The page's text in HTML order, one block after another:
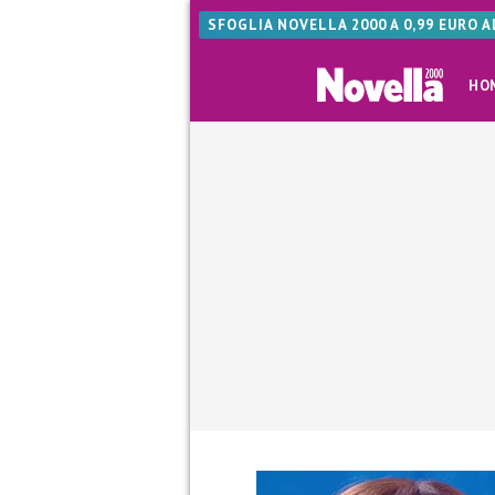
SFOGLIA NOVELLA 2000 A 0,99 EURO